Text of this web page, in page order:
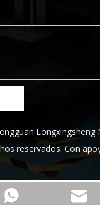
+86-13829162915
+8613829162915
lyla@lxjmec.com
+86-769-23176553
Longxingsheng
reservados. Con